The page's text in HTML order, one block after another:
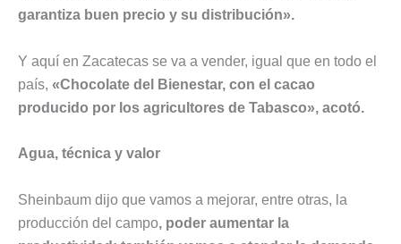
garantiza buen precio y su distribución».
Y aquí en Zacatecas se va a vender, igual que en todo el
país, «Chocolate del Bienestar, con el cacao
producido por los agricultores de Tabasco», acotó.
Agua, técnica y valor
Sheinbaum dijo que vamos a mejorar, entre otras, la
producción del campo, poder aumentar la